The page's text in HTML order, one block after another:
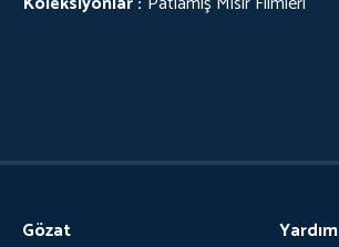
Gözat Yardım